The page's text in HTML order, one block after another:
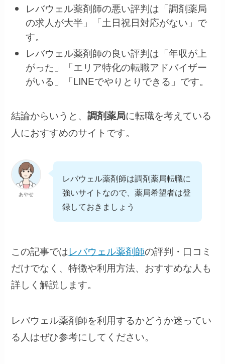
レバウェル薬剤師の悪い評判は「調剤薬局
の求人が大半」「土日祝日対応がない」で
す。
レバウェル薬剤師の良い評判は「年収が上
がった」「エリア特化の転職アドバイザー
がいる」「LINEでやりとりできる」です。
結論からいうと、調剤薬局に転職を考えている
人におすすめのサイトです。
あやせ
レバウェル薬剤師は調剤薬局転職に
強いサイトなので、薬局希望者は登
録しておきましょう
この記事ではレバウェル薬剤師の評判・口コミ
だけでなく、特徴や利用方法、おすすめな人も
詳しく解説します。
レバウェル薬剤師を利用するかどうか迷ってい
る人はぜひ参考にしてください。